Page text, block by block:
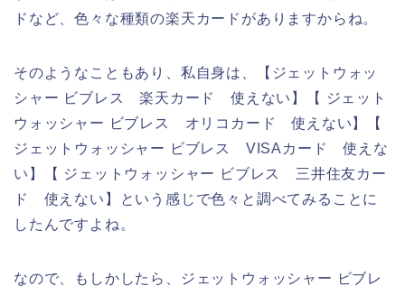
ドなど、色々な種類の楽天カードがありますからね。
そのようなこともあり、私自身は、【ジェットウォッ
シャー ビブレス 楽天カード 使えない】【 ジェット
ウォッシャー ビブレス オリコカード 使えない】【
ジェットウォッシャー ビブレス VISAカード 使えな
い】【 ジェットウォッシャー ビブレス 三井住友カー
ド 使えない】という感じで色々と調べてみることに
したんですよね。
なので、もしかしたら、ジェットウォッシャー ビブレ